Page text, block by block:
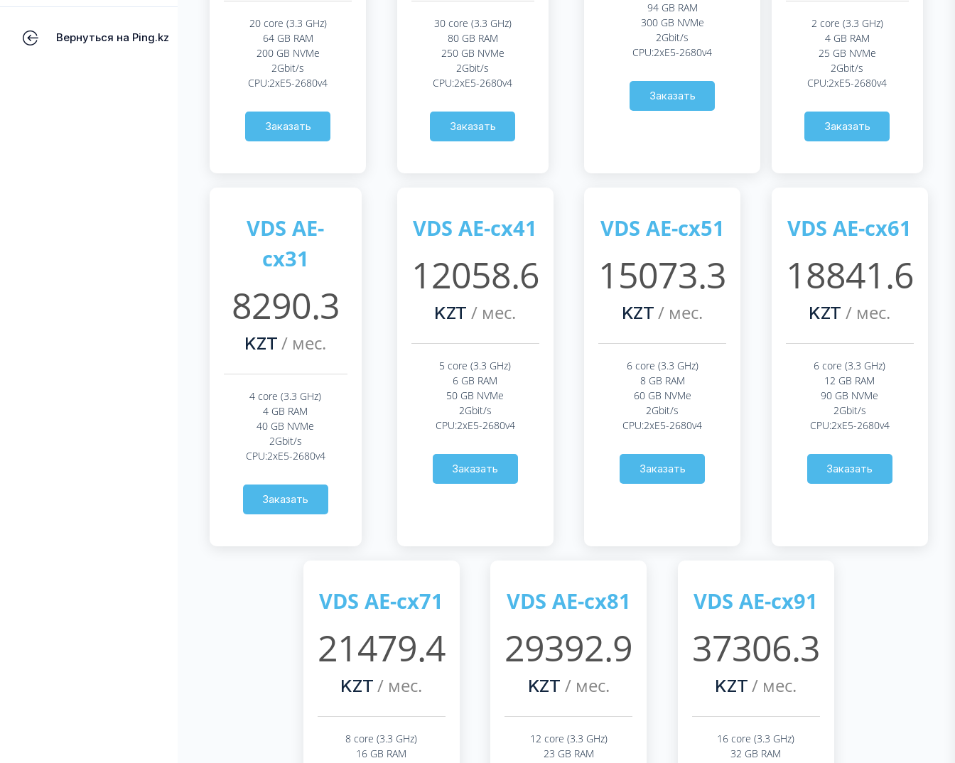
Вернуться на Ping.kz
20 core (3.3 GHz)
64 GB RAM
200 GB NVMe
2Gbit/s
CPU:2xE5-2680v4
Заказать
30 core (3.3 GHz)
80 GB RAM
250 GB NVMe
2Gbit/s
CPU:2xE5-2680v4
Заказать
94 GB RAM
300 GB NVMe
2Gbit/s
CPU:2xE5-2680v4
Заказать
2 core (3.3 GHz)
4 GB RAM
25 GB NVMe
2Gbit/s
CPU:2xE5-2680v4
Заказать
VDS AE-
cx31
8290.3
KZT / мес.
4 core (3.3 GHz)
4 GB RAM
40 GB NVMe
2Gbit/s
CPU:2xE5-2680v4
Заказать
VDS AE-cx41
12058.6
KZT / мес.
5 core (3.3 GHz)
6 GB RAM
50 GB NVMe
2Gbit/s
CPU:2xE5-2680v4
Заказать
VDS AE-cx51
15073.3
KZT / мес.
6 core (3.3 GHz)
8 GB RAM
60 GB NVMe
2Gbit/s
CPU:2xE5-2680v4
Заказать
VDS AE-cx61
18841.6
KZT / мес.
6 core (3.3 GHz)
12 GB RAM
90 GB NVMe
2Gbit/s
CPU:2xE5-2680v4
Заказать
VDS AE-cx71
21479.4
KZT / мес.
8 core (3.3 GHz)
16 GB RAM
VDS AE-cx81
29392.9
KZT / мес.
12 core (3.3 GHz)
23 GB RAM
VDS AE-cx91
37306.3
KZT / мес.
16 core (3.3 GHz)
32 GB RAM